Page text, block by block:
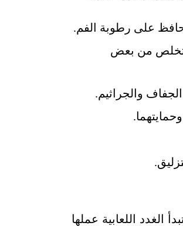
على رطوبة الفم.
من بعض
الغدد اللعابية عملها